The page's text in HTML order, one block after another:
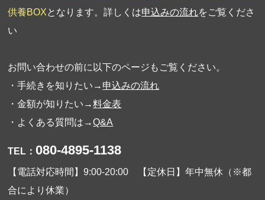
供養BOXとなります。詳しくは申込みの流れをご覧くださ
い
お問い合わせの前に以下のページもご覧ください。
・手続きを知りたい→ 申込みの流れ
・金額が知りたい→料金表
・よくある質問は→Q&A
TEL： 080-4895-1138
【電話対応時間】9:00-20:00 【定休日】年中無休（※都
合により休業）